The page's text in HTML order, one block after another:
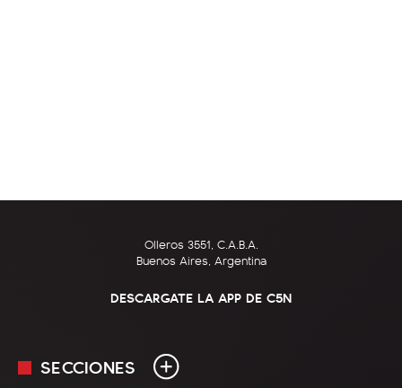
Olleros 3551, C.A.B.A.
Buenos Aires, Argentina
DESCARGATE LA APP DE C5N
SECCIONES